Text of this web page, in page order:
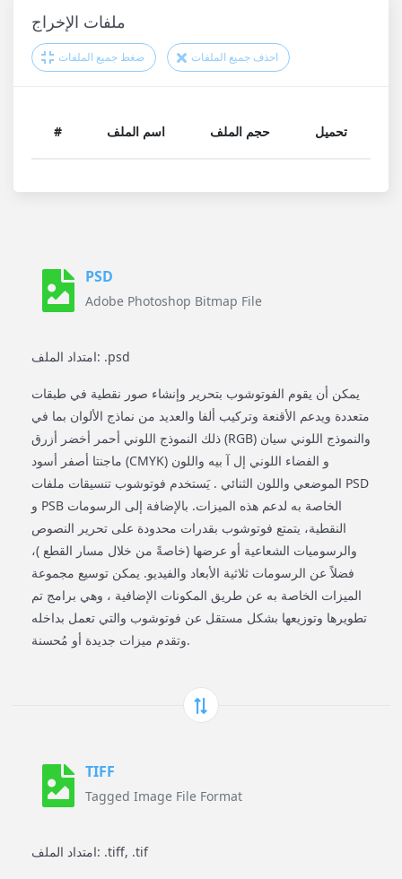
ملفات الإخراج
ضغط جميع الملفات احذف جميع الملفات
# اسم الملف حجم الملف تحميل
PSD
Adobe Photoshop Bitmap File
امتداد الملف: .psd
يمكن أن يقوم الفوتوشوب بتحرير وإنشاء صور نقطية في طبقات
متعددة ويدعم الأقنعة وتركيب ألفا والعديد من نماذج الألوان بما في
ذلك النموذج اللوني أحمر أخضر أزرق (RGB) والنموذج اللوني سيان
ماجنتا أصفر أسود (CMYK) و الفضاء اللوني إل آ بيه واللون
الموضعي واللون الثنائي . يَستخدم فوتوشوب تنسيقات ملفات PSD
و PSB الخاصة به لدعم هذه الميزات. بالإضافة إلى الرسومات
النقطية، يتمتع فوتوشوب بقدرات محدودة على تحرير النصوص
والرسوميات الشعاعية أو عرضها (خاصةً من خلال مسار القطع )،
فضلاً عن الرسومات ثلاثية الأبعاد والفيديو. يمكن توسيع مجموعة
الميزات الخاصة به عن طريق المكونات الإضافية ، وهي برامج تم
تطويرها وتوزيعها بشكل مستقل عن فوتوشوب والتي تعمل بداخله
وتقدم ميزات جديدة أو مُحسنة.
TIFF
Tagged Image File Format
امتداد الملف: .tiff, .tif